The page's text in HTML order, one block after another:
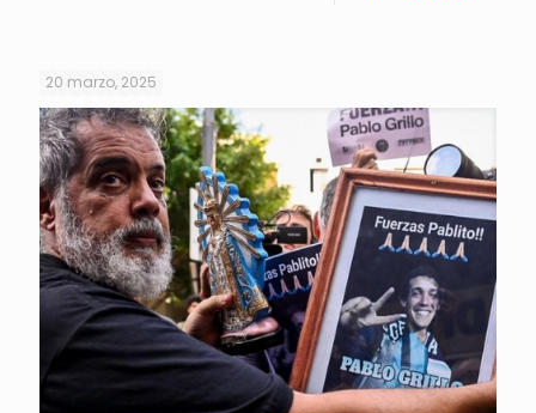
20 marzo, 2025